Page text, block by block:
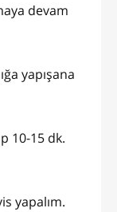
devam
yapışana
10-15 dk.
yapalım.